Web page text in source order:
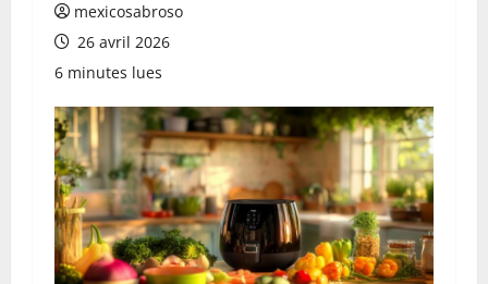
mexicosabroso
26 avril 2026
6 minutes lues